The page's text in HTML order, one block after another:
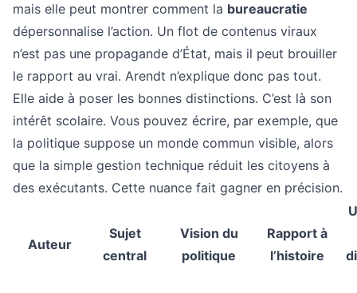
mais elle peut montrer comment la bureaucratie
dépersonnalise l’action. Un flot de contenus viraux
n’est pas une propagande d’État, mais il peut brouiller
le rapport au vrai. Arendt n’explique donc pas tout.
Elle aide à poser les bonnes distinctions. C’est là son
intérêt scolaire. Vous pouvez écrire, par exemple, que
la politique suppose un monde commun visible, alors
que la simple gestion technique réduit les citoyens à
des exécutants. Cette nuance fait gagner en précision.
Auteur
Sujet
central
Vision du
politique
Rapport à
l’histoire